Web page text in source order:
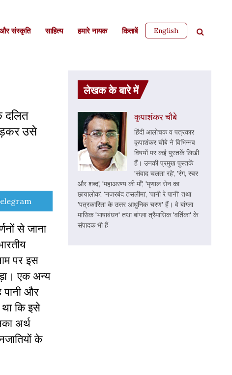
संस्कृति साहित्‍य हमारे नायक किताबें English
दलित
उसे
से जाना
पर इस
एक अन्य
पानी और
कि इसे
अर्थ
के
लेखक के बारे में
कृपाशंकर चौबे
हिंदी आलोचक व पत्रकार
कृपाशंकर चौबे ने विभिन्नव
विषयों पर कई पुस्तकें लिखी
हैं। उनकी प्रमुख पुस्तकें
'संवाद चलता रहे', 'रंग, स्वर
और शब्द', 'महाअरण्य की माँ', 'मृणाल सेन का
छायालोक', 'नजरबंद तसलीमा', 'पानी रे पानी' तथा
'पत्रकारिता के उत्तर आधुनिक चरण' हैं। वे बांग्ला
मासिक 'भाषाबंधन' तथा बांग्ला त्रैमासिक 'वर्तिका' के
संपादक भी हैं